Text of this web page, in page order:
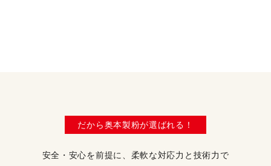
だから奥本製粉が選ばれる！
安全・安心を前提に、柔軟な対応力と技術力で